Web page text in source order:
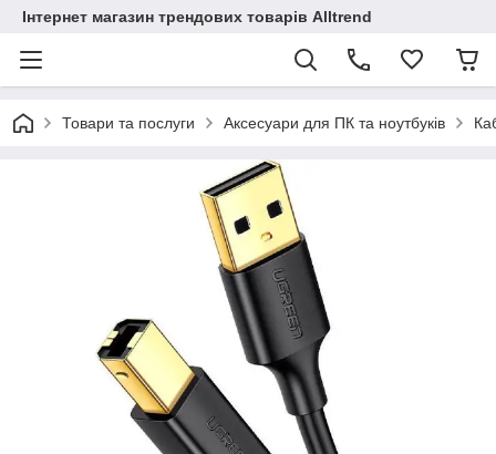
Інтернет магазин трендових товарів Alltrend
Товари та послуги Аксесуари для ПК та ноутбуків